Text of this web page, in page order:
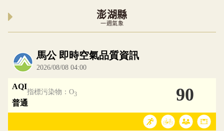
澎湖縣
一週氣象
內嵌空氣品質小工具為視覺預覽，完整即時空